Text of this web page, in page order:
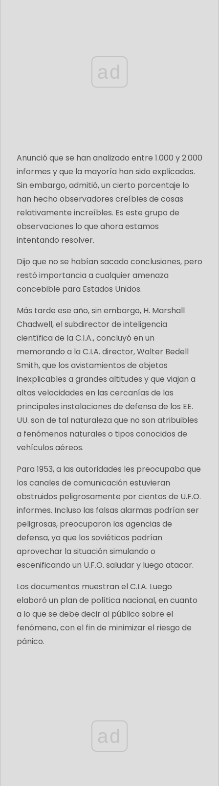
ad
Anunció que se han analizado entre 1.000 y 2.000
informes y que la mayoría han sido explicados.
Sin embargo, admitió, un cierto porcentaje lo
han hecho observadores creíbles de cosas
relativamente increíbles. Es este grupo de
observaciones lo que ahora estamos
intentando resolver.
Dijo que no se habían sacado conclusiones, pero
restó importancia a cualquier amenaza
concebible para Estados Unidos.
Más tarde ese año, sin embargo, H. Marshall
Chadwell, el subdirector de inteligencia
científica de la C.I.A., concluyó en un
memorando a la C.I.A. director, Walter Bedell
Smith, que los avistamientos de objetos
inexplicables a grandes altitudes y que viajan a
altas velocidades en las cercanías de las
principales instalaciones de defensa de los EE.
UU. son de tal naturaleza que no son atribuibles
a fenómenos naturales o tipos conocidos de
vehículos aéreos.
Para 1953, a las autoridades les preocupaba que
los canales de comunicación estuvieran
obstruidos peligrosamente por cientos de U.F.O.
informes. Incluso las falsas alarmas podrían ser
peligrosas, preocuparon las agencias de
defensa, ya que los soviéticos podrían
aprovechar la situación simulando o
escenificando un U.F.O. saludar y luego atacar.
Los documentos muestran el C.I.A. Luego
elaboró ​​un plan de política nacional, en cuanto
a lo que se debe decir al público sobre el
fenómeno, con el fin de minimizar el riesgo de
pánico.
ad